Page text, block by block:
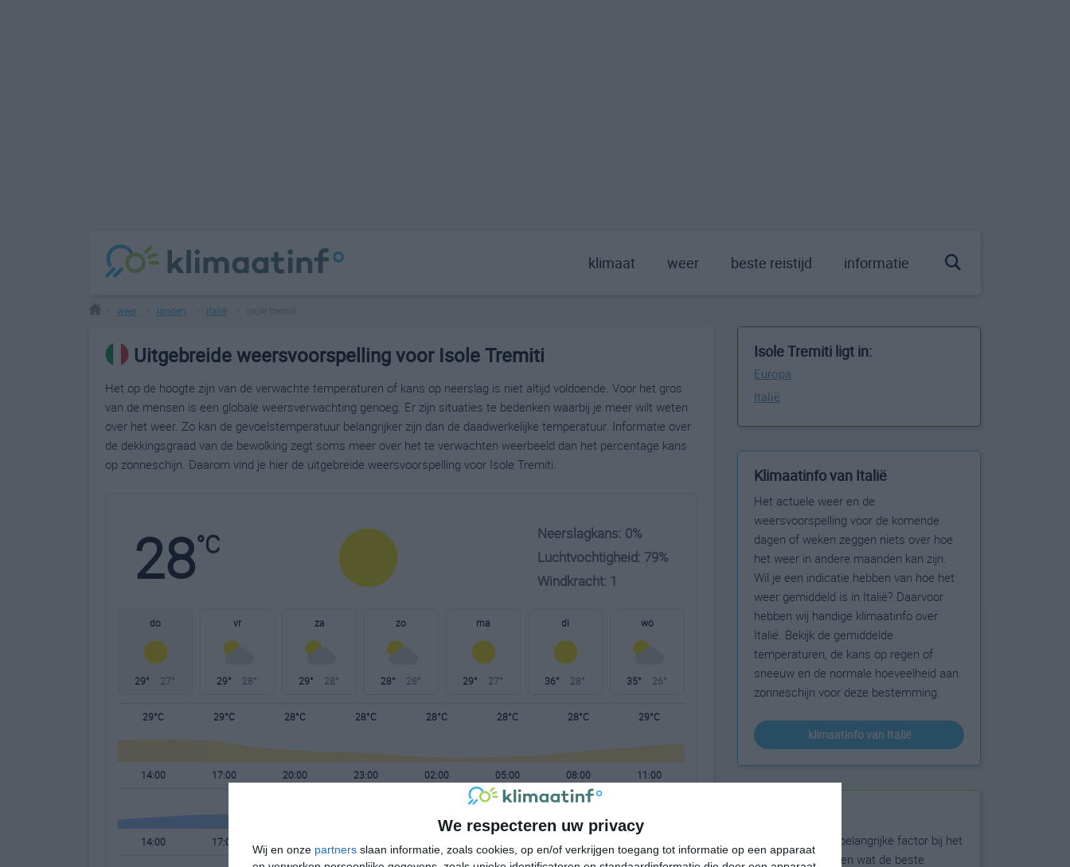
We respecteren uw privacy
Wij en onze partners slaan informatie, zoals cookies, op en/of verkrijgen toegang tot informatie op een apparaat
klimaat weer beste reistijd informatie
weer landen italië
Uitgebreide weersvoorspelling voor Isole Tremiti
Het op de hoogte zijn van de verwachte temperaturen of kans op neerslag is niet altijd voldoende. Voor het gros
van de mensen is een globale weersverwachting genoeg. Er zijn situaties te bedenken waarbij je meer wilt weten
over het weer. Zo kan de gevoelstemperatuur belangrijker zijn dan de daadwerkelijke temperatuur. Informatie over
de dekkingsgraad van de bewolking zegt soms meer over het te verwachten weerbeeld dan het percentage kans
op zonneschijn. Daarom vind je hier de uitgebreide weersvoorspelling voor Isole Tremiti.
28°C
Neerslagkans: 0%
Luchtvochtigheid: 79%
Windkracht: 1
do
29° 27°
vr
29° 28°
za
29° 28°
zo
28° 28°
ma
29° 27°
di
36° 28°
wo
35° 26°
29°C 29°C 28°C 28°C 28°C 28°C 28°C 29°C
14:00 17:00 20:00 23:00 02:00 05:00 08:00 11:00
14:00 17:00
Isole Tremiti ligt in:
Europa
Italië
Klimaatinfo van Italië
Het actuele weer en de
weersvoorspelling voor de komende
dagen of weken zeggen niets over hoe
het weer in andere maanden kan zijn.
Wil je een indicatie hebben van hoe het
weer gemiddeld is in Italië? Daarvoor
hebben wij handige klimaatinfo over
Italië. Bekijk de gemiddelde
temperaturen, de kans op regen of
sneeuw en de normale hoeveelheid aan
zonneschijn voor deze bestemming.
klimaatinfo van Italië
Het weer is een belangrijke factor bij het
reizen. Wil je weten wat de beste